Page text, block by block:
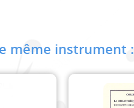
même instrument :